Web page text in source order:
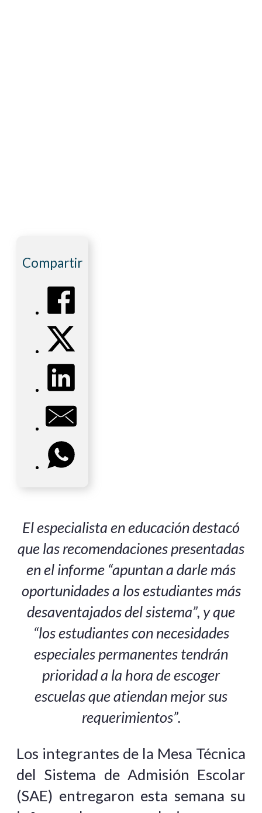
Compartir
El especialista en educación destacó
que las recomendaciones presentadas
en el informe “apuntan a darle más
oportunidades a los estudiantes más
desaventajados del sistema”, y que
“los estudiantes con necesidades
especiales permanentes tendrán
prioridad a la hora de escoger
escuelas que atiendan mejor sus
requerimientos”.
Los integrantes de la Mesa Técnica
del Sistema de Admisión Escolar
(SAE) entregaron esta semana su